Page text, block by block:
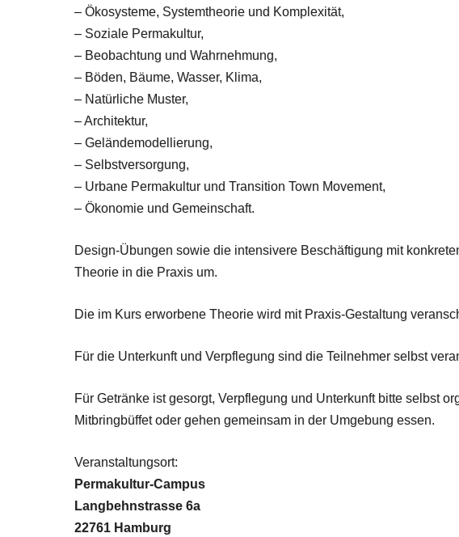
– Ökosysteme, Systemtheorie und Komplexität,
– Soziale Permakultur,
– Beobachtung und Wahrnehmung,
– Böden, Bäume, Wasser, Klima,
– Natürliche Muster,
– Architektur,
– Geländemodellierung,
– Selbstversorgung,
– Urbane Permakultur und Transition Town Movement,
– Ökonomie und Gemeinschaft.
Design-Übungen sowie die intensivere Beschäftigung mit
Theorie in die Praxis um.
Die im Kurs erworbene Theorie wird mit Praxis-Gestaltung
Für die Unterkunft und Verpflegung sind die Teilnehmer selbst
Für Getränke ist gesorgt, Verpflegung und Unterkunft bitte selbst
Mitbringbüffet oder gehen gemeinsam in der Umgebung essen.
Veranstaltungsort:
Permakultur-Campus
Langbehnstrasse 6a
22761 Hamburg